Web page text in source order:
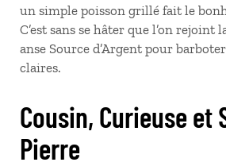
un simple poisson grillé fait le
C’est sans se hâter que l’on rejoint
anse Source d’Argent pour
claires.
Cousin, Curieuse et Saint-
Pierre